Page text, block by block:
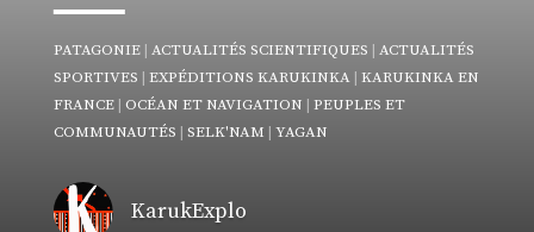
PATAGONIE| ACTUALITÉS SCIENTIFIQUES | ACTUALITÉS
SPORTIVES | EXPÉDITIONS KARUKINKA| KARUKINKA EN
FRANCE| OCÉAN ET NAVIGATION | PEUPLES ET
COMMUNAUTÉS | SELK'NAM | YAGAN
KarukExplo